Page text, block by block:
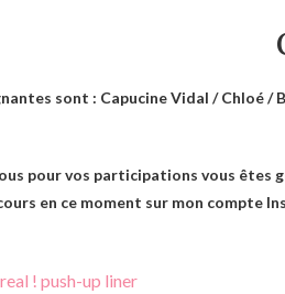
sont : Capucine Vidal / Chloé /
pour vos participations vous êtes
en ce moment sur mon compte